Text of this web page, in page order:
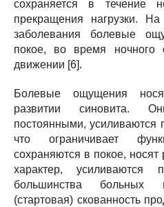
сохраняется в течение
прекращения нагрузки.
заболевания болевые
покое, во время ночного
движении [6].
Болевые ощущения
развитии синовита.
постоянными,
что ограничивает
сохраняются в покое,
характер,
большинства больных
(стартовая) скованность